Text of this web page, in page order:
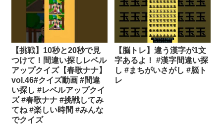
【挑戦】10秒と20秒で見
つけて！間違い探しレベル
アップクイズ【春歌ナナ】
vol.46#クイズ動画 #間違
い探し #レベルアップクイ
ズ #春歌ナナ #挑戦してみ
てね #楽しい時間 #みんな
でクイズ
【脳トレ】違う漢字が1文
字あるよ！ #漢字間違い探
し #まちがいさがし #脳ト
レ